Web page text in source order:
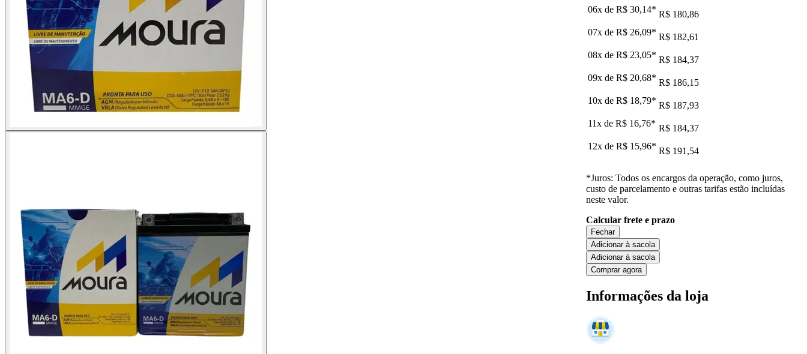
06x de R$ 30,14* R$ 180,86
07x de R$ 26,09* R$ 182,61
08x de R$ 23,05* R$ 184,37
09x de R$ 20,68* R$ 186,15
10x de R$ 18,79* R$ 187,93
11x de R$ 16,76* R$ 184,37
12x de R$ 15,96* R$ 191,54
*Juros: Todos os encargos da operação, como juros,
custo de parcelamento e outras tarifas estão incluídas
neste valor.
Calcular frete e prazo
Fechar
Adicionar à sacola
Adicionar à sacola
Comprar agora
Informações da loja